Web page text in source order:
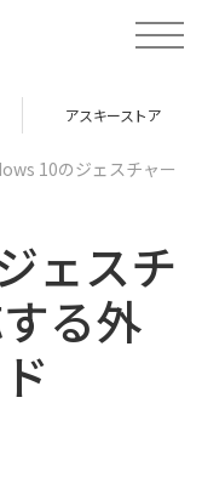
t
o
e
v
t
i
アスキーストア
10のジェスチャー
ェスチ
る外